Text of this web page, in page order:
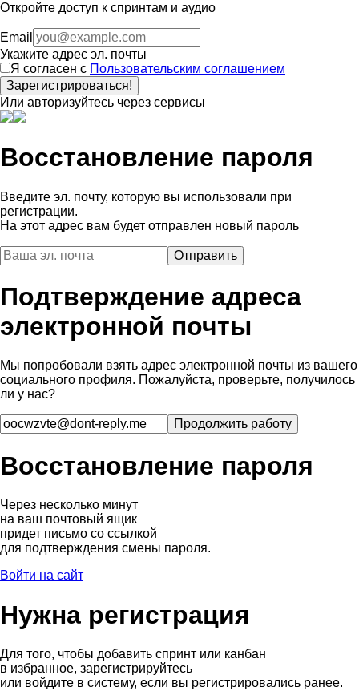
Откройте доступ к спринтам и аудио
Email
Укажите адрес эл. почты
Я согласен с Пользовательским соглашением
Зарегистрироваться!
Или авторизуйтесь через сервисы
Восстановление пароля
Введите эл. почту, которую вы использовали при
регистрации.
На этот адрес вам будет отправлен новый пароль
Подтверждение адреса
электронной почты
Мы попробовали взять адрес электронной почты из вашего
социального профиля. Пожалуйста, проверьте, получилось
ли у нас?
Восстановление пароля
Через несколько минут
на ваш почтовый ящик
придет письмо со ссылкой
для подтверждения смены пароля.
Войти на сайт
Нужна регистрация
Для того, чтобы добавить спринт или канбан
в избранное, зарегистрируйтесь
или войдите в систему, если вы регистрировались ранее.